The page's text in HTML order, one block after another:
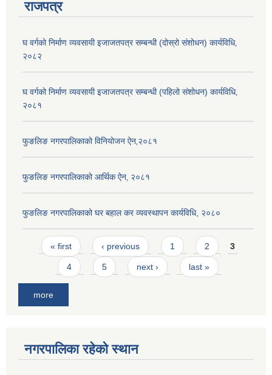
राजपत्र
घ वर्गको निर्माण व्यवसायी इजाजतपत्र सम्बन्धी (दोस्रो संशोधन) कार्यविधि‚
२०८२
घ वर्गको निर्माण व्यवसायी इजाजतपत्र सम्बन्धी (पहिलो संशोधन) कार्यविधि‚
२०८१
फुङलिङ नगरपालिकाको विनियोजन ऐन‚२०८१
फुङलिङ नगरपालिकाको आर्थिक ऐन‚ २०८१
फुङलिङ नगरपालिकाको घर बहाल कर व्यवस्थापन कार्यविधि, २०८०
Pages
« first ‹ previous 1 2 3
4 5 next › last »
more
नगरपालिका रहेको स्थान